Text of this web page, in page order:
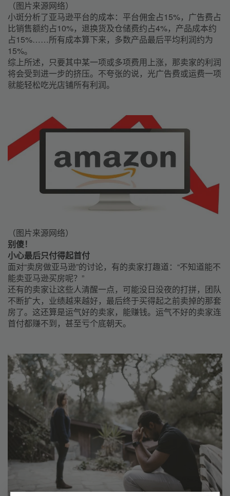
（图片来源网络）
小斑分析了亚马逊平台的成本：平台佣金占15%，广告费占
比销售额约占10%，退换货及仓储费约占4%，产品成本约
占15%……所有成本算下来，多数产品最后平均利润约为
15%。
综上所述，只要其中某一项或多项费用上涨，那卖家的利润
将会受到进一步的挤压。不夸张的说，光广告费或运费一项
就能轻松吃光店铺所有利润。
（图片来源网络）
别傻！
小心最后只付得起首付
面对“卖房做亚马逊”的讨论，有的卖家打趣道：“不知道能不
能卖亚马逊买房呢？”
还有的卖家让这些人清醒一点，可能没日没夜的打拼，团队
不断扩大，业绩越来越好，最后终于买得起之前卖掉的那套
房了。这还算是运气好的卖家，能赚钱。运气不好的卖家连
首付都赚不到，甚至亏个底朝天。